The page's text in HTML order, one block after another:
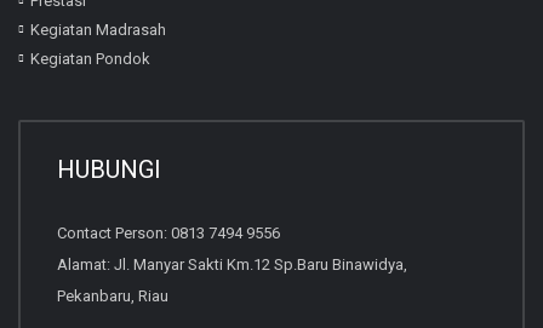
Kegiatan Madrasah
Kegiatan Pondok
HUBUNGI
Contact Person: 0813 7494 9556
Alamat: Jl. Manyar Sakti Km.12 Sp.Baru Binawidya,
Pekanbaru, Riau